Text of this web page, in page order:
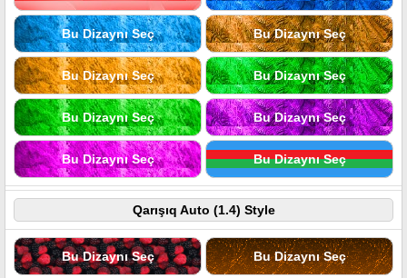
Bu Dizaynı Seç Bu Dizaynı Seç
Bu Dizaynı Seç Bu Dizaynı Seç
Bu Dizaynı Seç Bu Dizaynı Seç
Bu Dizaynı Seç Bu Dizaynı Seç
Qarışıq Auto (1.4) Style
Bu Dizaynı Seç Bu Dizaynı Seç